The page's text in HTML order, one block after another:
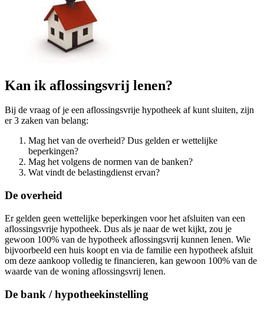
Kan ik aflossingsvrij lenen?
Bij de vraag of je een aflossingsvrije hypotheek af kunt sluiten, zijn
er 3 zaken van belang:
Mag het van de overheid? Dus gelden er wettelijke
beperkingen?
Mag het volgens de normen van de banken?
Wat vindt de belastingdienst ervan?
De overheid
Er gelden geen wettelijke beperkingen voor het afsluiten van een
aflossingsvrije hypotheek. Dus als je naar de wet kijkt, zou je
gewoon 100% van de hypotheek aflossingsvrij kunnen lenen. Wie
bijvoorbeeld een huis koopt en via de familie een hypotheek afsluit
om deze aankoop volledig te financieren, kan gewoon 100% van de
waarde van de woning aflossingsvrij lenen.
De bank / hypotheekinstelling